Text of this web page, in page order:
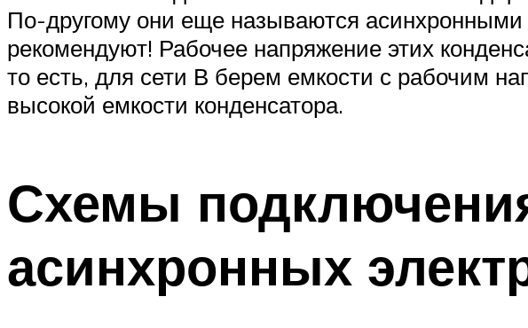
По-другому они еще называются
рекомендуют! Рабочее напряжение этих
то есть, для сети В берем емкости с рабочим
высокой емкости конденсатора.
Схемы
асинхронных